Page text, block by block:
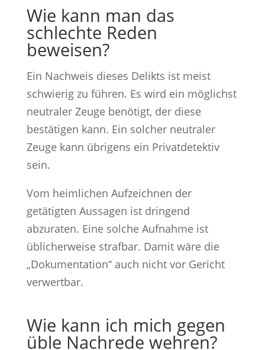
Wie kann man das
schlechte Reden
beweisen?
Ein Nachweis dieses Delikts ist meist
schwierig zu führen. Es wird ein möglichst
neutraler Zeuge benötigt, der diese
bestätigen kann. Ein solcher neutraler
Zeuge kann übrigens ein Privatdetektiv
sein.
Vom heimlichen Aufzeichnen der
getätigten Aussagen ist dringend
abzuraten. Eine solche Aufnahme ist
üblicherweise strafbar. Damit wäre die
„Dokumentation“ auch nicht vor Gericht
verwertbar.
Wie kann ich mich gegen
üble Nachrede wehren?